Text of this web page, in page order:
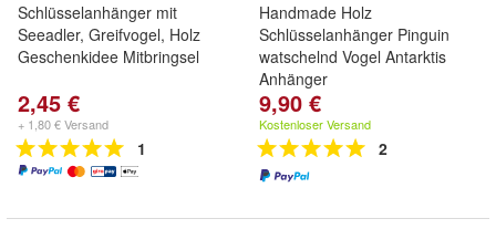
Schlüsselanhänger mit
Seeadler, Greifvogel, Holz
Geschenkidee Mitbringsel
2,45 €
+ 1,80 € Versand
1
Handmade Holz
Schlüsselanhänger Pinguin
watschelnd Vogel Antarktis
Anhänger
9,90 €
Kostenloser Versand
2